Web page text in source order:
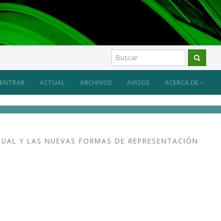
ACTUAL ARCHIVOS AVISOS ACERCA DE
ENTRAR
Y LAS NUEVAS FORMAS DE REPRESENTACIÓN